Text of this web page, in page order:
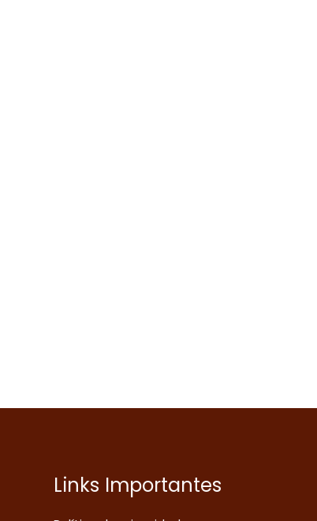
Links Importantes